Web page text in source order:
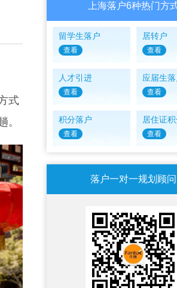
式
。
上海落户6种热门方
留学生落户
查看
居转户
查看
人才引进
查看
应届生落
查看
积分落户
查看
居住证
查看
落户一对一规划顾问